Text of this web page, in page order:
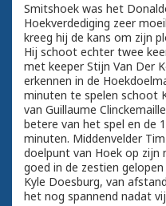
Smitshoek was het
Hoekverdediging zeer
kreeg hij de kans om zijn
Hij schoot echter twee
met keeper Stijn Van Der
erkennen in de
minuten te spelen schoot
van Guillaume
betere van het spel en de
minuten. Middenvelder
doelpunt van Hoek op zijn
goed in de zestien
Kyle Doesburg, van
het nog spannend nadat